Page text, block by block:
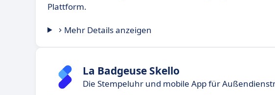
Plattform.
Mehr Details anzeigen
La Badgeuse Skello
Die Stempeluhr und mobile App für